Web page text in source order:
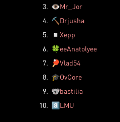
3. 👁️Mr_Jor
4. ⛏️ Drjusha
5.
◽ Xepp
6. 🍀eeAnatolyee
7.
🏓Vlad54
8. 🎓OvCore
9. 🐨bastilia
10. 8️⃣LMU